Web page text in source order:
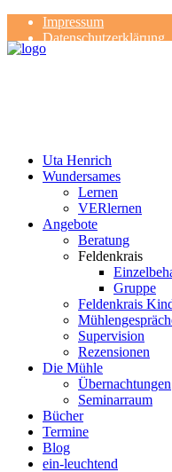
Impressum
Datenschutzerklärung
Kontakt
Uta Henrich
Wundersames
Lernen
VERlernen
Angebote
Beratung
Feldenkrais
Gruppe
Feldenkrais
Supervision
Rezensionen
Die Mühle
Übernachtungen
Seminarraum
Bücher
Termine
Blog
ein-leuchtend